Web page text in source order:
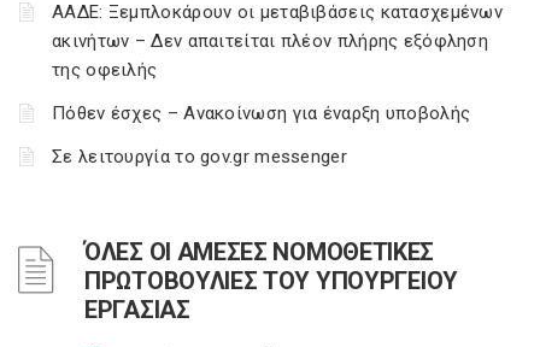
ΑΑΔΕ: Ξεμπλοκάρουν οι μεταβιβάσεις κατασχεμένων
ακινήτων – Δεν απαιτείται πλέον πλήρης εξόφληση
της οφειλής
Πόθεν έσχες – Ανακοίνωση για έναρξη υποβολής
Σε λειτουργία το gov.gr messenger
ΌΛΕΣ ΟΙ ΑΜΕΣΕΣ ΝΟΜΟΘΕΤΙΚΕΣ
ΠΡΩΤΟΒΟΥΛΙΕΣ ΤΟΥ ΥΠΟΥΡΓΕΙΟΥ
ΕΡΓΑΣΙΑΣ